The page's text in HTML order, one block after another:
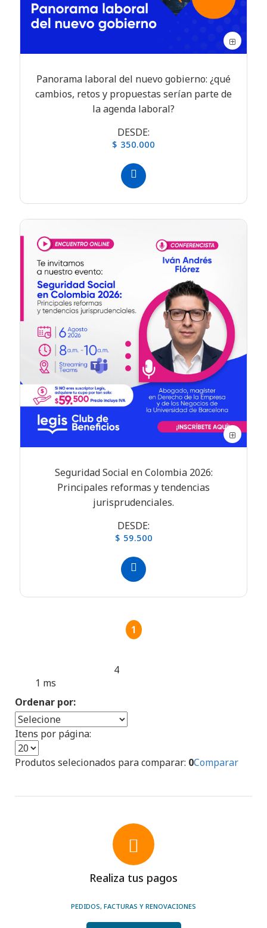
Panorama laboral del nuevo gobierno: ¿qué
cambios, retos y propuestas serían parte de
la agenda laboral?
DESDE:
$ 350.000
Seguridad Social en Colombia 2026:
Principales reformas y tendencias
jurisprudenciales.
DESDE:
$ 59.500
1
4
1 ms
Ordenar por:
Itens por página:
Produtos selecionados para comparar: 0Comparar
Realiza tus pagos
PEDIDOS, FACTURAS Y RENOVACIONES